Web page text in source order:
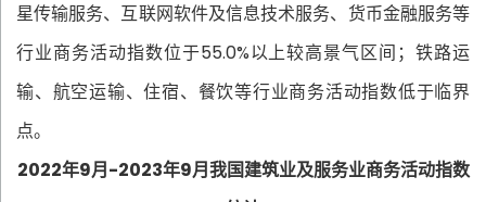
星传输服务、互联网软件及信息技术服务、货币金融服务等
行业商务活动指数位于55.0%以上较高景气区间；铁路运
输、航空运输、住宿、餐饮等行业商务活动指数低于临界
点。
2022年9月-2023年9月我国建筑业及服务业商务活动指数